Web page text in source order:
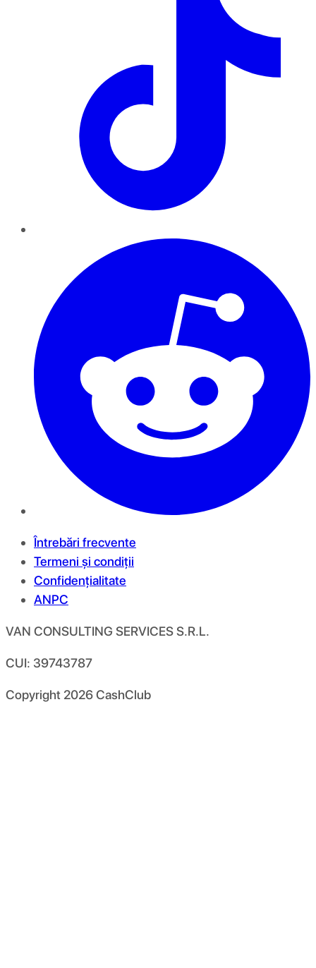
Întrebări frecvente
Termeni și condiții
Confidențialitate
ANPC
VAN CONSULTING SERVICES S.R.L.
CUI: 39743787
Copyright 2026CashClub